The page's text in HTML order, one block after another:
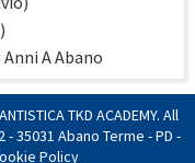
A Abano
23/24 (Archivio)
6 Ai 10 Anni 23/24
TKD ACADEMY. All
- 35031 Abano Terme - PD -
Policy